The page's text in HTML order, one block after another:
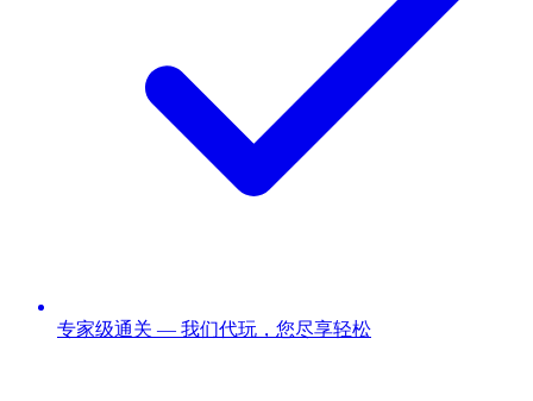
专家级通关 — 我们代玩，您尽享轻松